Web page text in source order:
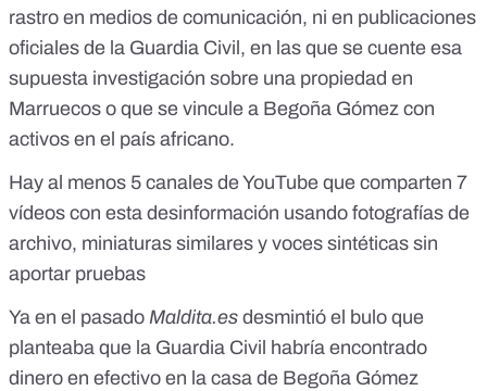
rastro en medios de comunicación, ni en publicaciones
oficiales de la Guardia Civil, en las que se cuente esa
supuesta investigación sobre una propiedad en
Marruecos o que se vincule a Begoña Gómez con
activos en el país africano.
Hay al menos 5 canales de YouTube que comparten 7
vídeos con esta desinformación usando fotografías de
archivo, miniaturas similares y voces sintéticas sin
aportar pruebas
Ya en el pasado Maldita.es desmintió el bulo que
planteaba que la Guardia Civil habría encontrado
dinero en efectivo en la casa de Begoña Gómez